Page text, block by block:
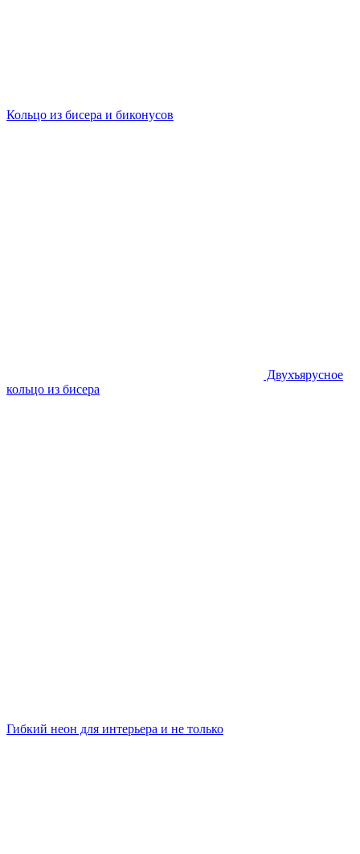
Кольцо из бисера и биконусов
Двухъярусное
кольцо из бисера
Гибкий неон для интерьера и не только